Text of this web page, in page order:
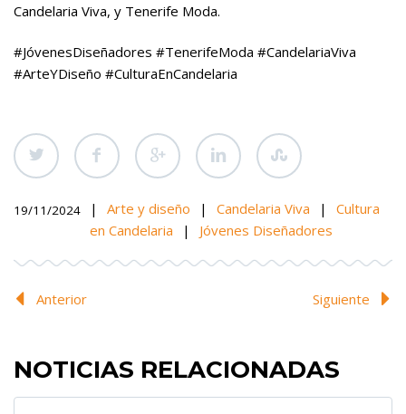
Candelaria Viva, y Tenerife Moda.
#JóvenesDiseñadores #TenerifeModa #CandelariaViva
#ArteYDiseño #CulturaEnCandelaria
19/11/2024 | Arte y diseño | Candelaria Viva |
Cultura
en Candelaria
| Jóvenes Diseñadores
Anterior Siguiente
NOTICIAS RELACIONADAS